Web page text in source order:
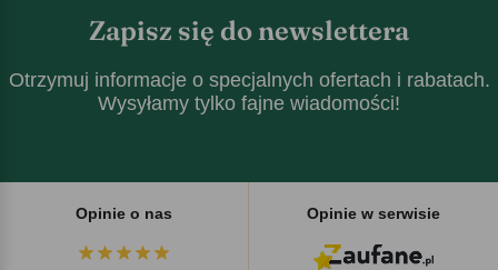
Zapisz się do newslettera
Otrzymuj informacje o specjalnych ofertach i rabatach.
Wysyłamy tylko fajne wiadomości!
Opinie o nas Opinie w serwisie